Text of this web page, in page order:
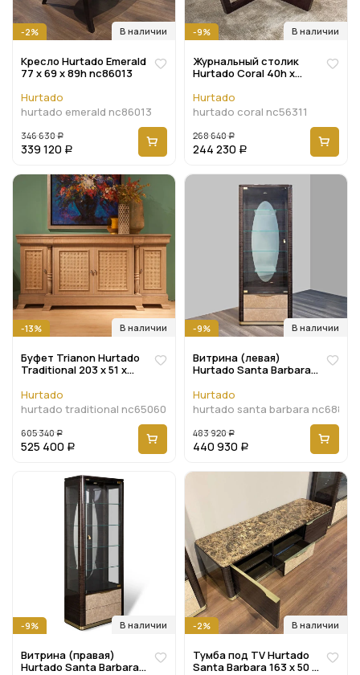
В наличии
-2%
Кресло Hurtado Emerald
77 x 69 x 89h nc86013
Hurtado
hurtado emerald nc86013
346 630 Р
339 120 Р
В наличии
-9%
Журнальный столик
Hurtado Coral 40h x
Hurtado
hurtado coral nc56311
268 640 Р
244 230 Р
В наличии
-13%
Буфет Trianon Hurtado
Traditional 203 x 51 x
Hurtado
hurtado traditional nc65060
605 340 Р
525 400 Р
В наличии
-9%
Витрина (левая)
Hurtado Santa Barbara
Hurtado
hurtado santa barbara nc68826
483 920 Р
440 930 Р
В наличии
-9%
Витрина (правая)
Hurtado Santa Barbara
В наличии
-2%
Тумба под TV Hurtado
Santa Barbara 163 x 50 x